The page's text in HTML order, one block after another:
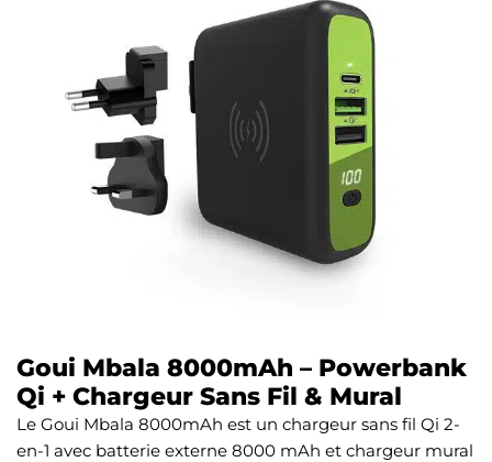
Goui Mbala 8000mAh – Powerbank
Qi + Chargeur Sans Fil & Mural
Le Goui Mbala 8000mAh est un chargeur sans fil Qi 2-
en-1 avec batterie externe 8000 mAh et chargeur mural